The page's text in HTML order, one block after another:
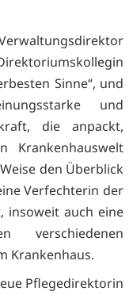
Sinne“, und
und
die anpackt,
den Überblick
Verfechterin der
insoweit auch eine
verschiedenen
Krankenhaus.
Pflegedirektorin